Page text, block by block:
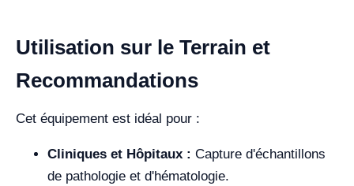
Utilisation sur le Terrain et
Recommandations
Cet équipement est idéal pour :
Cliniques et Hôpitaux : Capture d'échantillons
de pathologie et d'hématologie.